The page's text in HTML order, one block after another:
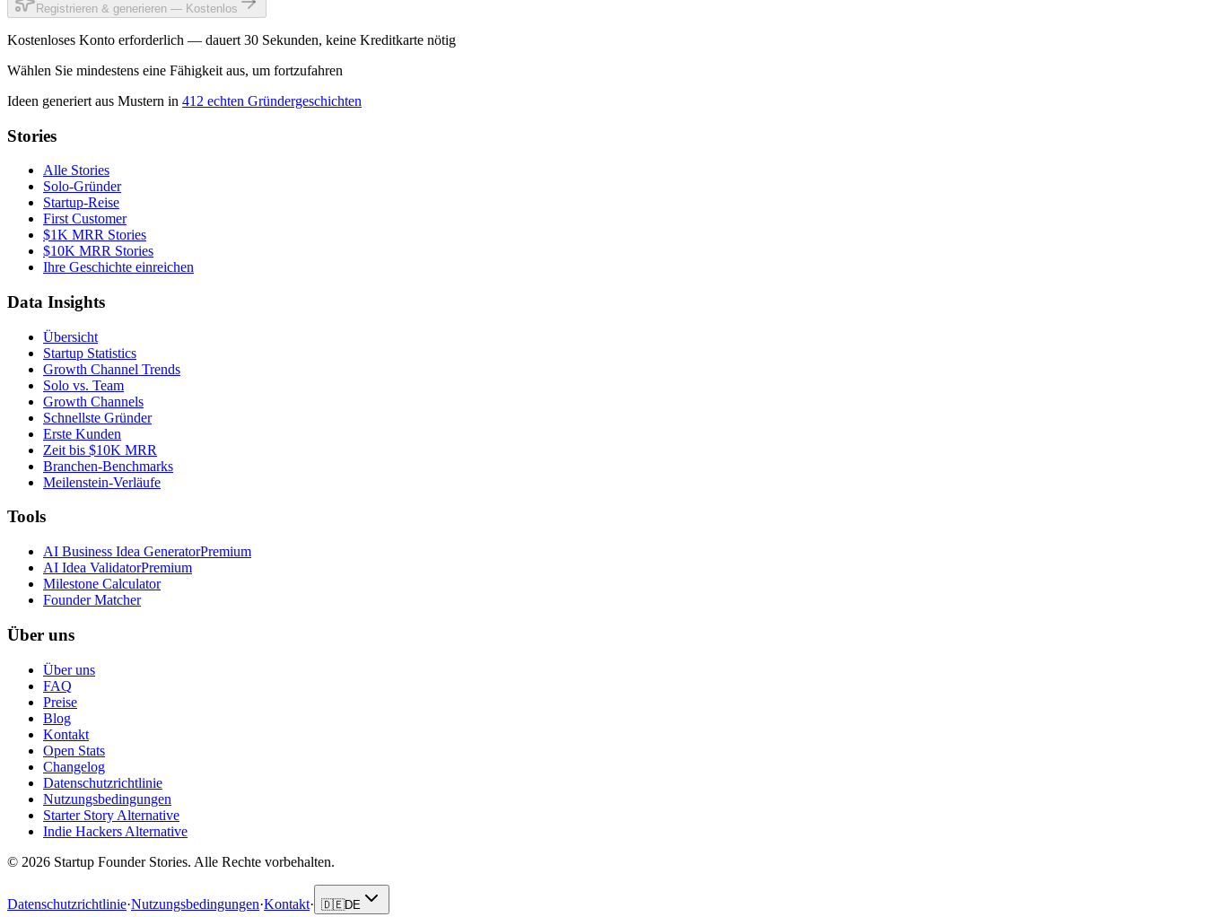
Registrieren & generieren — Kostenlos
Kostenloses Konto erforderlich — dauert 30 Sekunden, keine Kreditkarte nötig
Wählen Sie mindestens eine Fähigkeit aus, um fortzufahren
Ideen generiert aus Mustern in 412 echten Gründergeschichten
Stories
Alle Stories
Solo-Gründer
Startup-Reise
First Customer
$1K MRR Stories
$10K MRR Stories
Ihre Geschichte einreichen
Data Insights
Übersicht
Startup Statistics
Growth Channel Trends
Solo vs. Team
Growth Channels
Schnellste Gründer
Erste Kunden
Zeit bis $10K MRR
Branchen-Benchmarks
Meilenstein-Verläufe
Tools
AI Business Idea GeneratorPremium
AI Idea ValidatorPremium
Milestone Calculator
Founder Matcher
Über uns
Über uns
FAQ
Preise
Blog
Kontakt
Open Stats
Changelog
Datenschutzrichtlinie
Nutzungsbedingungen
Starter Story Alternative
Indie Hackers Alternative
© 2026 Startup Founder Stories. Alle Rechte vorbehalten.
Datenschutzrichtlinie·Nutzungsbedingungen·Kontakt· 🇩🇪DE